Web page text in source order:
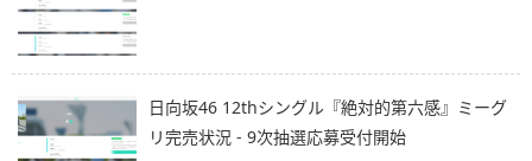
日向坂46 12thシングル『絶対的第六感』ミーグ
リ完売状況 - 9次抽選応募受付開始